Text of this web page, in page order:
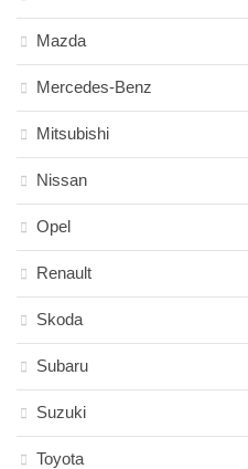
Mazda
Mercedes-Benz
Mitsubishi
Nissan
Opel
Renault
Skoda
Subaru
Suzuki
Toyota